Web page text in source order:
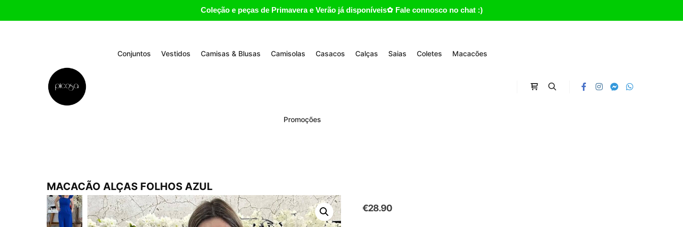
Coleção e peças de Primavera e Verão já disponíveis✿ Fale connosco no chat :)
Conjuntos Vestidos Camisas & Blusas Camisolas Casacos Calças Saias Coletes Macacões
Promoções
MACACÃO ALÇAS FOLHOS AZUL
€28.90